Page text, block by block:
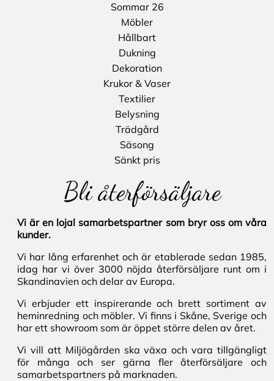
Sommar 26
Möbler
Hållbart
Dukning
Dekoration
Krukor & Vaser
Textilier
Belysning
Trädgård
Säsong
Sänkt pris
Bli återförsäljare
Vi är en lojal samarbetspartner som bryr oss om våra
kunder.
Vi har lång erfarenhet och är etablerade sedan 1985,
idag har vi över 3000 nöjda återförsäljare runt om i
Skandinavien och delar av Europa.
Vi erbjuder ett inspirerande och brett sortiment av
heminredning och möbler. Vi finns i Skåne, Sverige och
har ett showroom som är öppet större delen av året.
Vi vill att Miljögården ska växa och vara tillgängligt
för många och ser gärna fler återförsäljare och
samarbetspartners på marknaden.